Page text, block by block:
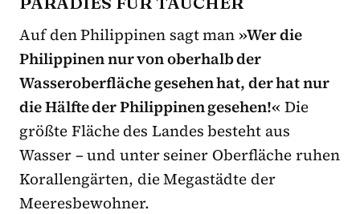
Auf den Philippinen sagt man »Wer die
Philippinen nur von oberhalb der
Wasseroberfläche gesehen hat, der hat nur
die Hälfte der Philippinen gesehen!« Die
größte Fläche des Landes besteht aus
Wasser – und unter seiner Oberfläche ruhen
Korallengärten, die Megastädte der
Meeresbewohner.